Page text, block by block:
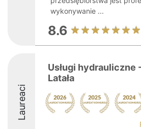
wykonywanie ...
8.6
Laureaci
Usługi hydrauliczne
Latała